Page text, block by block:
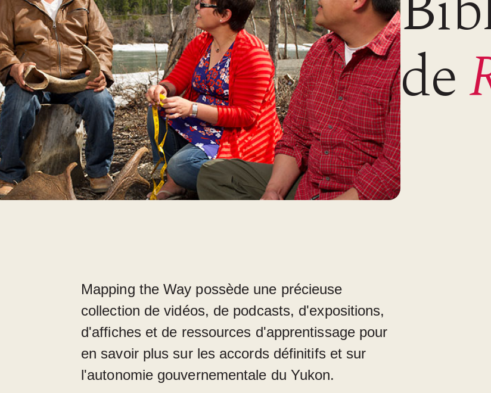
de
Mapping the Way possède une précieuse
collection de vidéos, de podcasts, d'expositions,
d'affiches et de ressources d'apprentissage pour
en savoir plus sur les accords définitifs et sur
l'autonomie gouvernementale du Yukon.